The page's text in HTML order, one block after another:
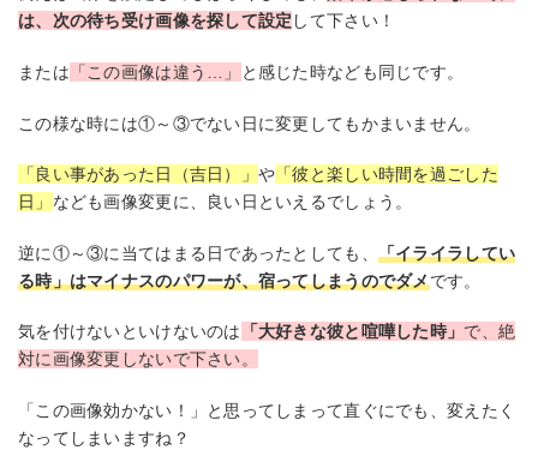
は、次の待ち受け画像を探して設定 して下さい！
または 「この画像は違う…」 と感じた時なども同じです。
この様な時には①～③でない日に変更してもかまいません。
「良い事があった日（吉日）」 や 「彼と楽しい時間を過ごした
日」 なども画像変更に、良い日といえるでしょう。
逆に①～③に当てはまる日であったとしても、 「イライラしてい
る時」はマイナスのパワーが、宿ってしまうのでダメです。
気を付けないといけないのは 「大好きな彼と喧嘩した時」 で、絶
対に画像変更しないで下さい。
「この画像効かない！」と思ってしまって直ぐにでも、変えたく
なってしまいますね？